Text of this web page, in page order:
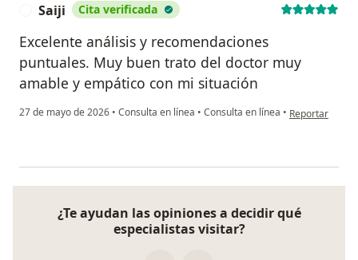
Saiji Cita verificada
Excelente análisis y recomendaciones
puntuales. Muy buen trato del doctor muy
amable y empático con mi situación
27 de mayo de 2026 • Consulta en línea • Consulta en línea • en opinión del
Reportar
¿Te ayudan las opiniones a decidir qué
especialistas visitar?